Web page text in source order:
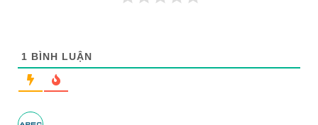
1 BÌNH LUẬN